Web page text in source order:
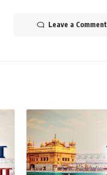
Leave a Comment